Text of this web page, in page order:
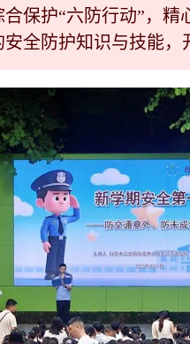
保护“六防行动”，精
全防护知识与技能，